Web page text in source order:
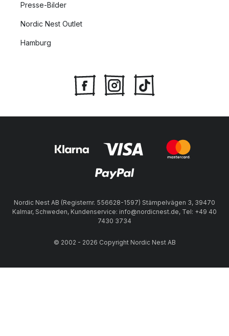
Presse-Bilder
Nordic Nest Outlet
Hamburg
Nordic Nest AB (Registernr. 556628-1597) Stämpelvägen 3, 39470
Kalmar, Schweden, Kundenservice: info@nordicnest.de, Tel: +49 40
7430 3734
© 2002 - 2026 Copyright Nordic Nest AB